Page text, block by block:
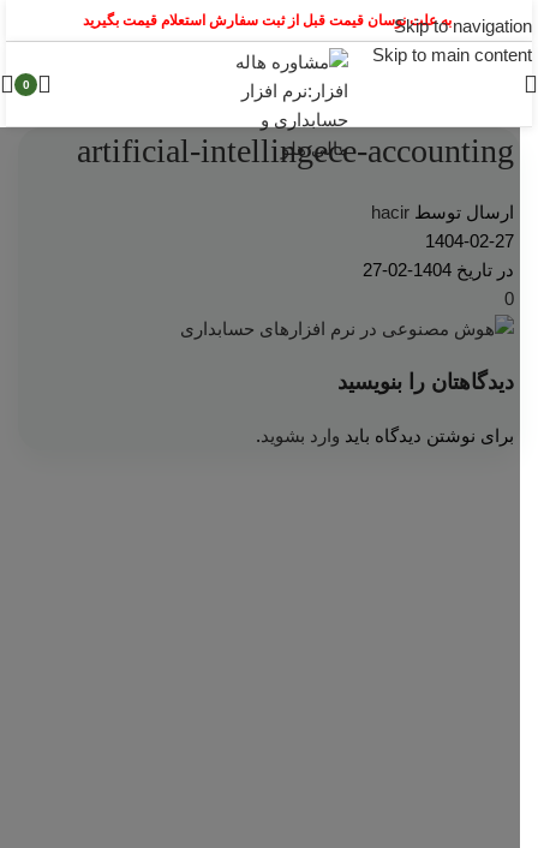
Skip to navigation
Skip to main content
به علت نوسان قیمت قبل از ثبت سفارش استعلام قیمت بگیرید
0
artificial-intellingece-accounting
ارسال توسط hacir
1404-02-27
در تاریخ 1404-02-27
0
دیدگاهتان را بنویسید
برای نوشتن دیدگاه باید وارد بشوید .